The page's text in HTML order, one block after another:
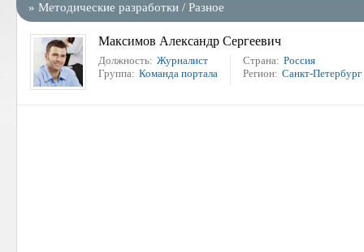
» Методические разработки / Разное
Максимов Александр Сергеевич
Должность: Журналист
Группа: Команда портала
Страна: Россия
Регион: Санкт-Петербург